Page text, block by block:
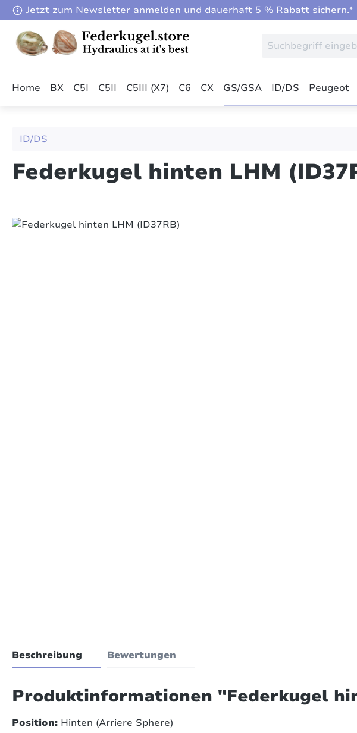
Hauptinhalt springen
Zur Suche springen
Zur Hauptnavigation springen
Jetzt zum Newsletter anmelden und dauerhaft 5 % Rabatt sichern.*
Home BX C5I C5II C5III (X7) C6 CX GS/GSA ID/DS Peugeot
ID/DS
Federkugel hinten LHM
Bildergalerie überspringen
Beschreibung Bewertungen
Produktinformationen "Federkugel
Position: Hinten (Arriere Sphere)